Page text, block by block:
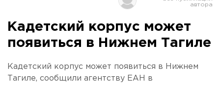
Оренбург
Кадетский корпус может
появиться в Нижнем Тагиле
Кадетский корпус может появиться в Нижнем
Тагиле, сообщили агентству ЕАН в